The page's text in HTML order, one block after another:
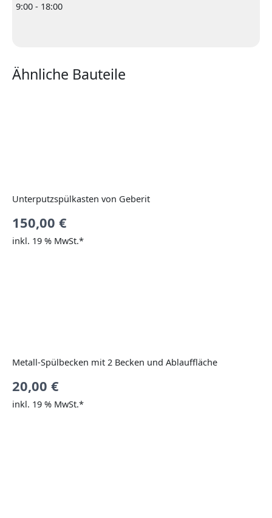
9:00 - 18:00
Ähnliche Bauteile
Unterputzspülkasten von Geberit
150,00 €
inkl. 19 % MwSt.*
Metall-Spülbecken mit 2 Becken und Ablauffläche
20,00 €
inkl. 19 % MwSt.*